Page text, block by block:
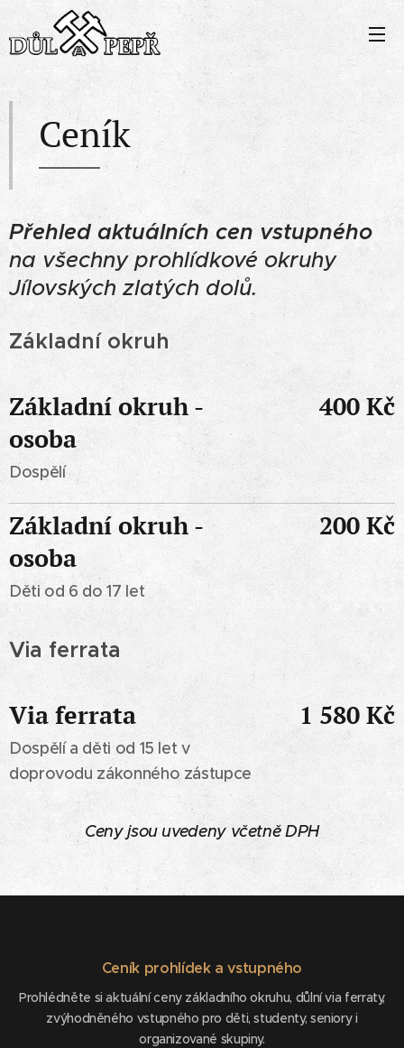
Ceník
Přehled aktuálních cen vstupného
na všechny prohlídkové okruhy
Jílovských zlatých dolů.
Základní okruh
Základní okruh -
osoba
Dospělí
400 Kč
Základní okruh -
osoba
Děti od 6 do 17 let
200 Kč
Via ferrata
Via ferrata
Dospělí a děti od 15 let v
doprovodu zákonného zástupce
1 580 Kč
Ceny jsou uvedeny včetně DPH
Ceník prohlídek a vstupného
Prohlédněte si aktuální ceny základního okruhu, důlní via ferraty,
zvýhodněného vstupného pro děti, studenty, seniory i
organizované skupiny.